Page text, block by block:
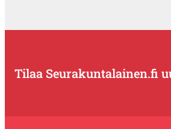
Tilaa Seurakuntalainen.fi